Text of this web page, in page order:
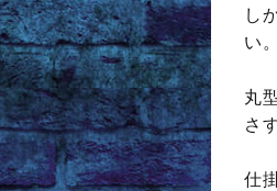
し
い。
丸
さ
仕